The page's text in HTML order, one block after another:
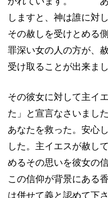
しますと、神は誰に対
その赦しを受けとめる
罪深い女の人の方が、
受け取ることが出来まし
その彼女に対して主イ
た」と宣言なさいまし
あなたを救った。安心
した。主イエスが赦し
めるその思いを彼女の
この信仰が背景にある
は併せて義と認めて下